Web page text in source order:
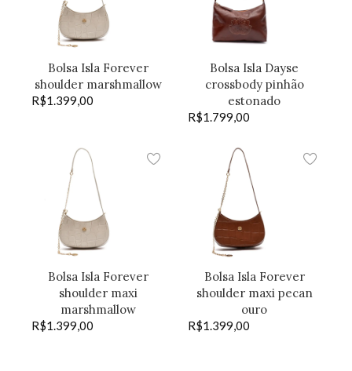
Bolsa Isla Forever
shoulder marshmallow
R$1.399,00
Bolsa Isla Dayse
crossbody pinhão
estonado
R$1.799,00
Bolsa Isla Forever
shoulder maxi
marshmallow
R$1.399,00
Bolsa Isla Forever
shoulder maxi pecan
ouro
R$1.399,00